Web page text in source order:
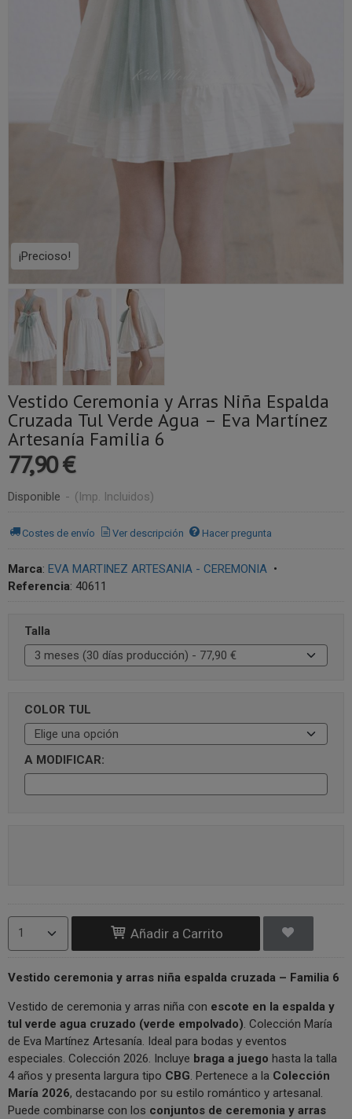
¡Precioso!
Vestido Ceremonia y Arras Niña Espalda
Cruzada Tul Verde Agua – Eva Martínez
Artesanía Familia 6
77,90 €
Disponible - (Imp. Incluidos)
Costes de envío Ver descripción Hacer pregunta
Marca: EVA MARTINEZ ARTESANIA - CEREMONIA •
Referencia: 40611
Talla
COLOR TUL
A MODIFICAR:
Añadir a Carrito
Vestido ceremonia y arras niña espalda cruzada – Familia 6
Vestido de ceremonia y arras niña con escote en la espalda y
tul verde agua cruzado (verde empolvado). Colección María
de Eva Martínez Artesanía. Ideal para bodas y eventos
especiales. Colección 2026. Incluye braga a juego hasta la talla
4 años y presenta largura tipo CBG. Pertenece a la Colección
María 2026, destacando por su estilo romántico y artesanal.
Puede combinarse con los conjuntos de ceremonia y arras